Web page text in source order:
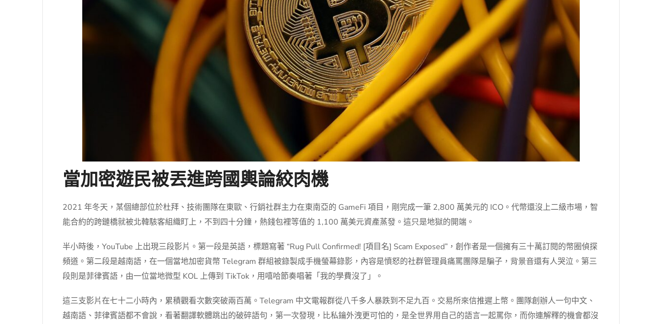
當加密遊民被丟進跨國輿論絞肉機
2021 年冬天，某個總部位於杜拜、技術團隊在東歐、行銷社群主力在東南亞的 GameFi 項目，剛完成一筆 2,800 萬美元的 ICO。代幣還沒上二級市場，智
能合約的跨鏈橋就被北韓駭客組織盯上，不到四十分鐘，熱錢包裡等值的 1,100 萬美元資產蒸發。這只是地獄的開端。
半小時後，YouTube 上出現三段影片。第一段是英語，標題寫著 “Rug Pull Confirmed! [項目名] Scam Exposed”，創作者是一個擁有三十萬訂閱的幣圈偵探
頻道。第二段是越南語，在一個當地加密貨幣 Telegram 群組被錄製成手機螢幕錄影，內容是憤怒的社群管理員痛罵團隊是騙子，背景音還有人哭泣。第三
段則是菲律賓語，由一位當地微型 KOL 上傳到 TikTok，用嘻哈節奏唱著「我的學費沒了」。
這三支影片在七十二小時內，累積觀看次數突破兩百萬。Telegram 中文電報群從八千多人暴跌到不足九百。交易所來信推遲上幣。團隊創辦人一句中文、
越南語、菲律賓語都不會說，看著翻譯軟體跳出的破碎語句，第一次發現，比私鑰外洩更可怕的，是全世界用自己的語言一起罵你，而你連解釋的機會都沒